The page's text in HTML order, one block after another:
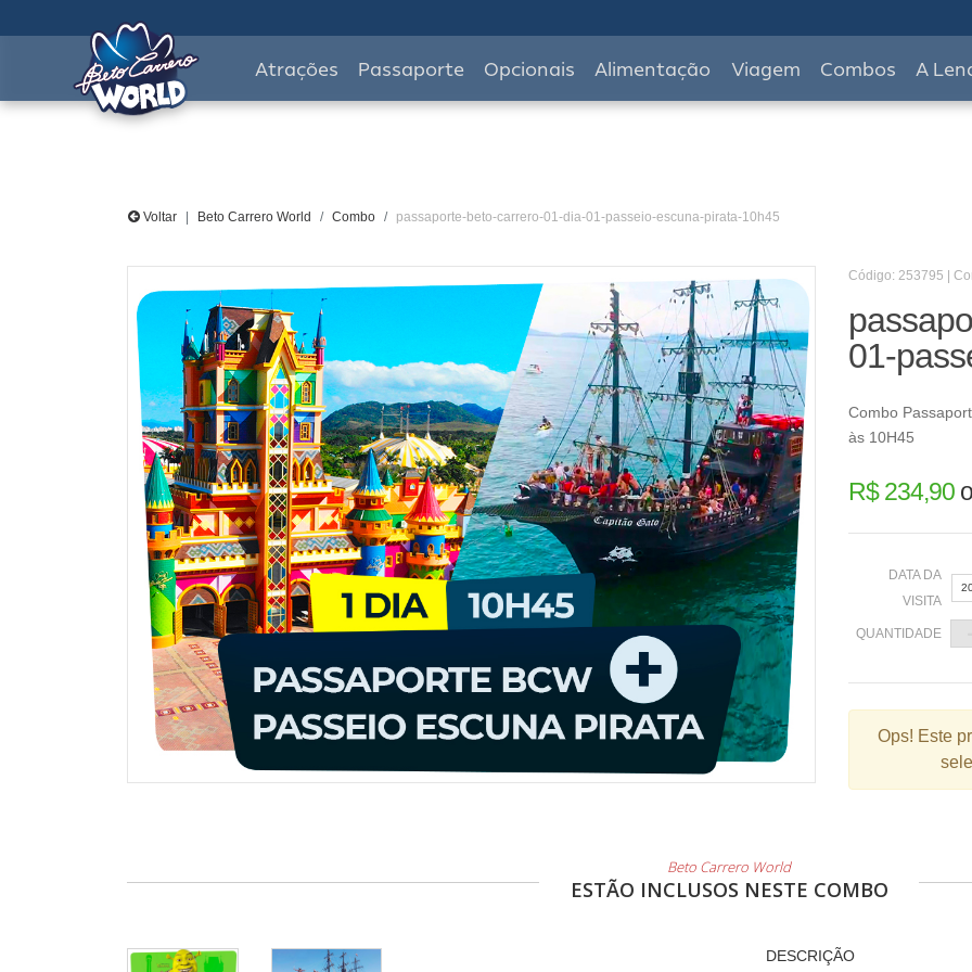
Atrações Passaporte Opcionais Alimentação Viagem Combos A
Voltar Beto Carrero World Combo passaporte-beto-carrero-01-dia-01-passeio-escuna-pirata-10h45
Código: 253795 |
01-
Combo
às 10H45
R$ 234,90
DATA DA
VISITA
2
9
QUANTIDADE
Ops! Este
Beto Carrero World
ESTÃO INCLUSOS NESTE COMBO
DESCRIÇÃO